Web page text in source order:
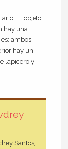
El objeto
hay una
ambos.
hay un
lapicero y
Santos,